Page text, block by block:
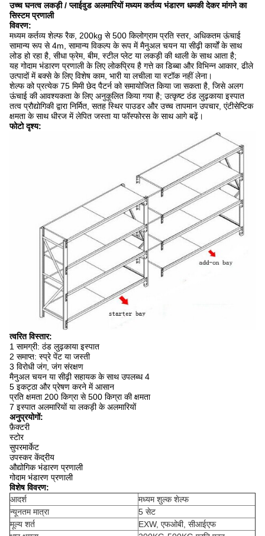
उच्च घनत्व लकड़ी / प्लाईवुड अलमारियों मध्यम कर्तव्य भंडारण धमकी देकर मांगने का
सिस्टम प्रणाली
विवरण:
मध्यम कर्तव्य शेल्फ रैक, 200kg से 500 किलोग्राम प्रति स्तर, अधिकतम ऊंचाई
सामान्य रूप से 4m, सामान्य विकल्प के रूप में मैनुअल चयन या सीढ़ी कार्यों के साथ
लोड हो रहा है, सीधा फ्रेम, बीम, स्टील प्लेट या लकड़ी की थाली के साथ आता है;
यह गोदाम भंडारण प्रणाली के लिए लोकप्रिय है गत्ते का डिब्बा और विभिन्न आकार, ढीले
उत्पादों में बक्से के लिए विशेष काम, भारी या लचीला या स्टॉक नहीं लेना।
शेल्फ को प्रत्येक 75 मिमी छेद पैटर्न को समायोजित किया जा सकता है, जिसे अलग
ऊंचाई की आवश्यकता के लिए अनुकूलित किया गया है; उत्कृष्ट ठंड लुढ़काया इस्पात
तत्व प्रौद्योगिकी द्वारा निर्मित, सतह स्थिर पाउडर और उच्च तापमान उपचार, एंटीसेप्टिक
क्षमता के साथ धीरज में लेपित जस्ता या फॉस्फोरस के साथ आगे बढ़ें।
फोटो दृश्य:
त्वरित विस्तार:
1 सामग्री: ठंड लुढ़काया इस्पात
2 समाप्त: स्प्रे पेंट या जस्ती
3 विरोधी जंग, जंग संरक्षण
मैनुअल चयन या सीढ़ी सहायक के साथ उपलब्ध 4
5 इकट्ठा और प्रेषण करने में आसान
प्रति क्षमता 200 किग्रा से 500 किग्रा की क्षमता
7 इस्पात अलमारियों या लकड़ी के अलमारियों
अनुप्रयोगों:
फ़ैक्टरी
स्टोर
सुपरमार्केट
उपस्कर केंद्रीय
औद्योगिक भंडारण प्रणाली
गोदाम भंडारण प्रणाली
विशेष विवरण:
आदर्श
मध्यम शुल्क शेल्फ
न्यूनतम मात्रा
5 सेट
मूल्य शर्त
EXW, एफओबी, सीआईएफ